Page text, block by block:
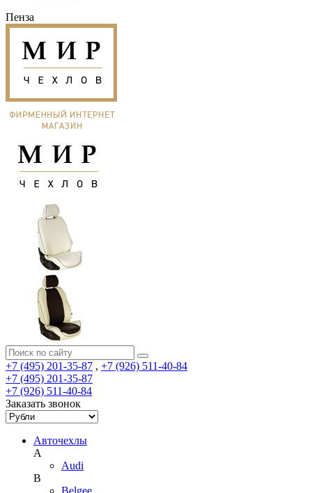
Пенза
+7 (495) 201-35-87 , +7 (926) 511-40-84
+7 (495) 201-35-87
+7 (926) 511-40-84
Заказать звонок
Авточехлы
A
Audi
B
Belgee